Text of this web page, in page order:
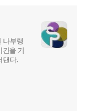
나부랭
간을 기
댄다.